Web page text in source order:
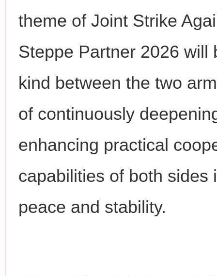
theme of Joint Strike
Steppe Partner 2026
kind between the two
of continuously
enhancing practical
capabilities of both sides
peace and stability.